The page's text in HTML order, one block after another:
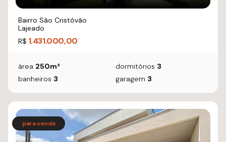
Bairro São Cristóvão
Lajeado
R$ 1.431.000,00
área 250m² dormitórios 3
banheiros 3 garagem 3